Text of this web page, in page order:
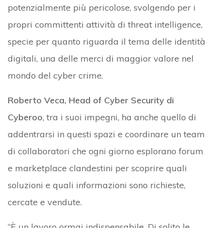
potenzialmente più pericolose, svolgendo per i
propri committenti attività di threat intelligence,
specie per quanto riguarda il tema delle identità
digitali, una delle merci di maggior valore nel
mondo del cyber crime.
Roberto Veca, Head of Cyber Security di
Cyberoo, tra i suoi impegni, ha anche quello di
addentrarsi in questi spazi e coordinare un team
di collaboratori che ogni giorno esplorano forum
e marketplace clandestini per scoprire quali
soluzioni e quali informazioni sono richieste,
cercate e vendute.